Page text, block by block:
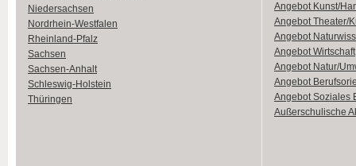
Niedersachsen
Nordrhein-Westfalen
Rheinland-Pfalz
Sachsen
Sachsen-Anhalt
Schleswig-Holstein
Thüringen
Angebot Kunst/
Angebot Theater/
Angebot
Angebot Wirtschaft
Angebot Natur/
Angebot
Angebot Soziales
Außerschulische